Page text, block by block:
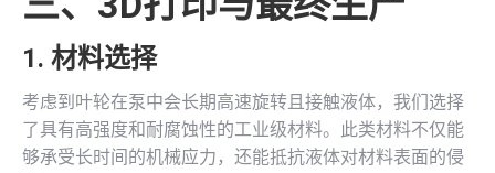
1. 材料选择
考虑到叶轮在泵中会长期高速旋转且接触液体，我们选择
了具有高强度和耐腐蚀性的工业级材料。此类材料不仅能
够承受长时间的机械应力，还能抵抗液体对材料表面的侵